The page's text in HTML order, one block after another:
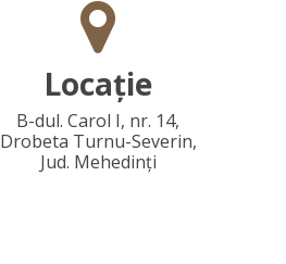
Locaţie
B-dul. Carol I, nr. 14,
Drobeta Turnu-Severin,
Jud. Mehedinţi